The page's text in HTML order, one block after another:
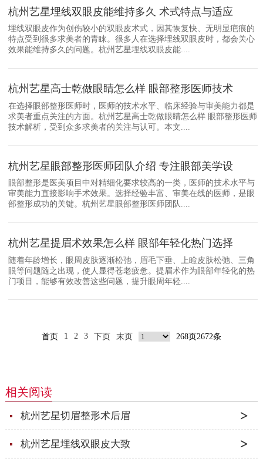
杭州艺星埋线双眼皮能维持多久 术式特点与适应
埋线双眼皮作为创伤较小的双眼皮术式，因其恢复快、无明显疤痕的
特点受到很多求美者的青睐。很多人在选择埋线双眼皮时，都会关心
效果能维持多久的问题。杭州艺星埋线双眼皮能....
杭州艺星高士乾做眼睛怎么样 眼部整形医师技术
在选择眼部整形医师时，医师的技术水平、临床经验与审美能力都是
求美者重点关注的方面。杭州艺星高士乾做眼睛怎么样 眼部整形医师
技术解析，受到众多求美者的关注与认可。本文....
杭州艺星眼部整形医师团队介绍 专注眼部美学设
眼部整形是医美项目中对精细化要求较高的一类，医师的技术水平与
审美能力直接影响手术效果。选择经验丰富、审美在线的医师，是眼
部整形成功的关键。杭州艺星眼部整形医师团队....
杭州艺星提眉术效果怎么样 眼部年轻化热门选择
随着年龄增长，眼周皮肤逐渐松弛，眉毛下垂、上睑皮肤松弛、三角
眼等问题随之出现，使人显得苍老疲惫。提眉术作为眼部年轻化的热
门项目，能够有效改善这些问题，提升眼周年轻....
首页 1 2 3 下页 末页 268页2672条
相关阅读
杭州艺星切眉整形术后眉
杭州艺星埋线双眼皮大致